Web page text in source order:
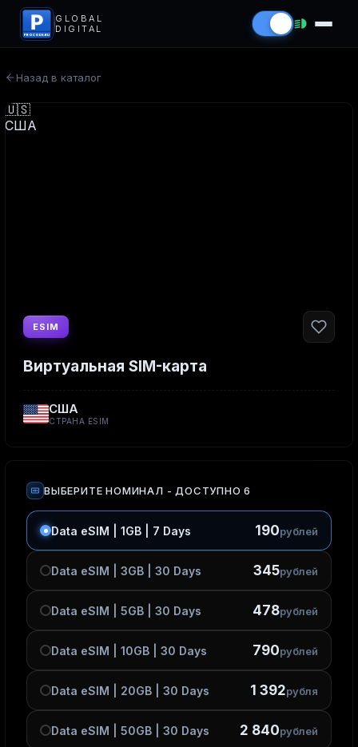
P
PROCODS.RU
GLOBAL
DIGITAL
Назад в каталог
ESIM
Виртуальная SIM-карта
США
СТРАНА ESIM
ВЫБЕРИТЕ НОМИНАЛ - ДОСТУПНО 6
Data eSIM | 1GB | 7 Days 190рублей
Data eSIM | 3GB | 30 Days 345рублей
Data eSIM | 5GB | 30 Days 478рублей
Data eSIM | 10GB | 30 Days 790рублей
Data eSIM | 20GB | 30 Days 1 392рубля
Data eSIM | 50GB | 30 Days 2 840рублей